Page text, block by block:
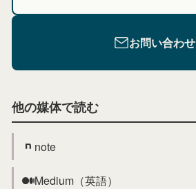
お問い合わせ
他の媒体で読む
note
Medium（英語）